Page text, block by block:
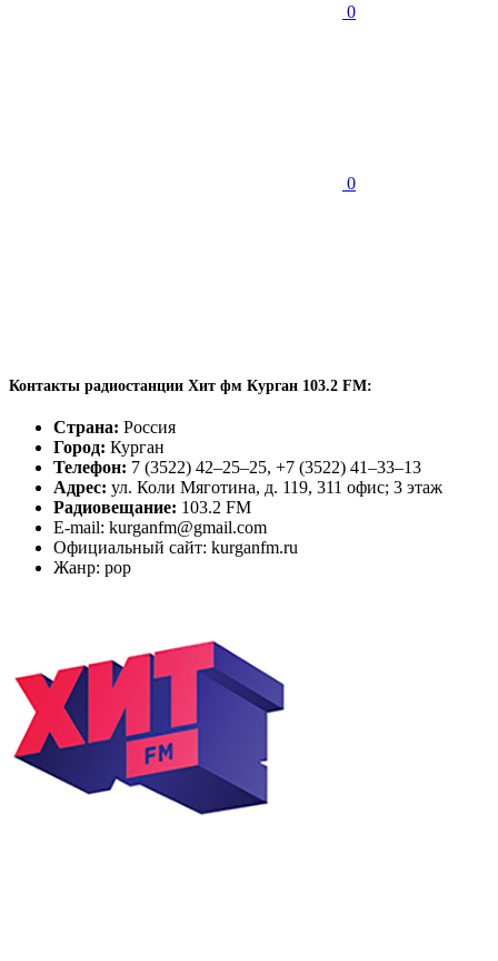
0
0
Контакты радиостанции Хит фм Курган 103.2 FM:
Страна: Россия
Город: Курган
Телефон: 7 (3522) 42‒25‒25, +7 (3522) 41‒33‒13
Адрес: ул. Коли Мяготина, д. 119, 311 офис; 3 этаж
Радиовещание: 103.2 FM
E-mail: kurganfm@gmail.com
Официальный сайт: kurganfm.ru
Жанр: pop